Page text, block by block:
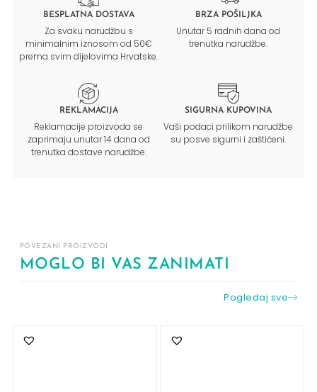
BESPLATNA DOSTAVA
Za svaku narudžbu s
minimalnim iznosom od 50€
prema svim dijelovima Hrvatske.
BRZA POŠILJKA
Unutar 5 radnih dana od
trenutka narudžbe.
REKLAMACIJA
Reklamacije proizvoda se
zaprimaju unutar 14 dana od
trenutka dostave narudžbe.
SIGURNA KUPOVINA
Vaši podaci prilikom narudžbe
su posve sigurni i zaštićeni.
POVEZANI PROIZVODI
MOGLO BI VAS ZANIMATI
Pogledaj sve